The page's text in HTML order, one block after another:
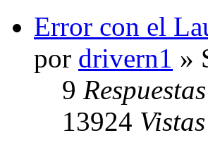
Error con el
por drivern1 »
9 Respuestas
13924 Vistas